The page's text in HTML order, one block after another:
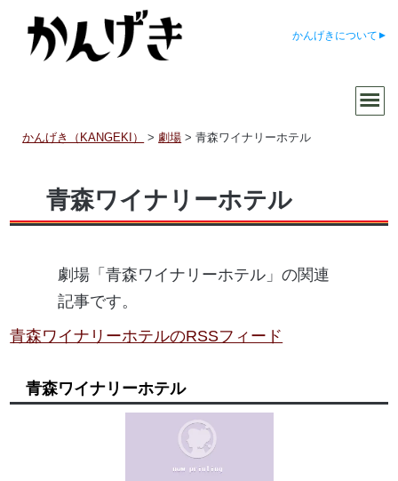
かんげきについて
かんげき（KANGEKI） >劇場 >青森ワイナリーホテル
青森ワイナリーホテル
劇場「青森ワイナリーホテル」の関連
記事です。
青森ワイナリーホテルのRSSフィード
青森ワイナリーホテル